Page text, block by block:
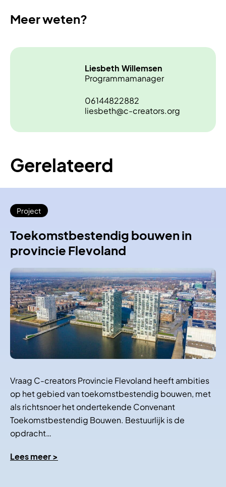
Meer weten?
Liesbeth Willemsen
Programmamanager
06144822882
liesbeth@c-creators.org
Gerelateerd
Project
Toekomstbestendig bouwen in
provincie Flevoland
Vraag C-creators Provincie Flevoland heeft ambities
op het gebied van toekomstbestendig bouwen, met
als richtsnoer het ondertekende Convenant
Toekomstbestendig Bouwen. Bestuurlijk is de
opdracht…
Lees meer >